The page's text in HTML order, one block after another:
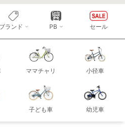
ママチャリ 小径車
子ども車 幼児車
ブランド PB セール